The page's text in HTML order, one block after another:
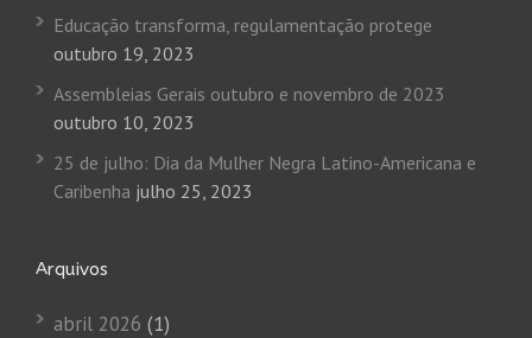
Educação transforma, regulamentação protege
outubro 19, 2023
Assembleias Gerais outubro e novembro de 2023
outubro 10, 2023
25 de julho: Dia da Mulher Negra Latino-Americana e
Caribenha julho 25, 2023
Arquivos
abril 2026 (1)